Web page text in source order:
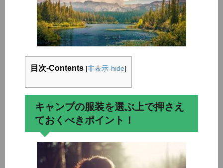
目次-Contents [非表示-hide]
キャンプの服装を選ぶ上で押さえ
ておくべきポイント！